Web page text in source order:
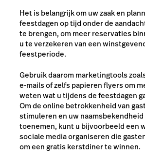
Het is belangrijk om uw zaak en
feestdagen op tijd onder de
te brengen, om meer reservaties
u te verzekeren van een
feestperiode.
Gebruik daarom marketingtools
e-mails of zelfs papieren flyers om
weten wat u tijdens de feestdagen
Om de online betrokkenheid van
stimuleren en uw
toenemen, kunt u bijvoorbeeld een
sociale media organiseren die
om een gratis kerstdiner te winnen.